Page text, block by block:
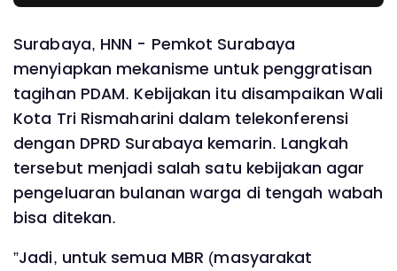
Surabaya, HNN - Pemkot Surabaya
menyiapkan mekanisme untuk penggratisan
tagihan PDAM. Kebijakan itu disampaikan Wali
Kota Tri Rismaharini dalam telekonferensi
dengan DPRD Surabaya kemarin. Langkah
tersebut menjadi salah satu kebijakan agar
pengeluaran bulanan warga di tengah wabah
bisa ditekan.
”Jadi, untuk semua MBR (masyarakat